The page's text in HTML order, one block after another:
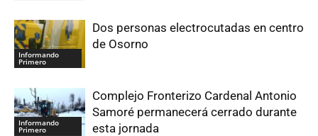
Informando
Primero
Dos personas electrocutadas en centro
de Osorno
Informando
Primero
Complejo Fronterizo Cardenal Antonio
Samoré permanecerá cerrado durante
esta jornada